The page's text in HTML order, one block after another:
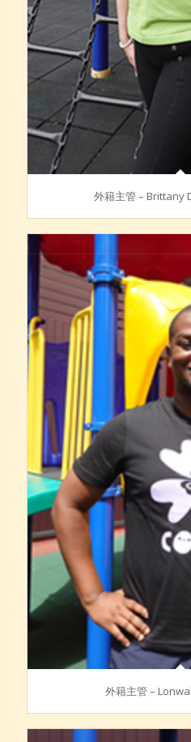
外籍主管 – Brittany
外籍主管 –